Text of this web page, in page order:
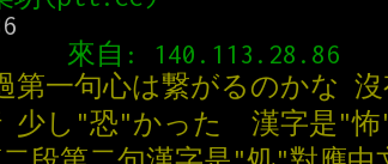
第一句心は繋がるのかな
少し"恐"かった  漢字是"怖